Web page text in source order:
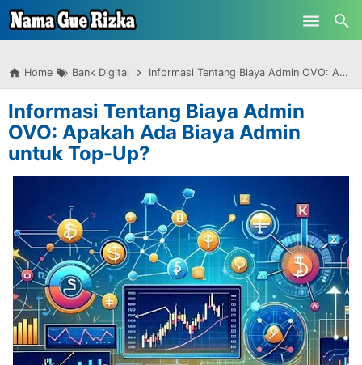
-->
Skip to main content
Home Bank Digital Informasi Tentang Biaya Admin OVO: Apakah Ada Biaya Admin untuk Top-Up?
Informasi Tentang Biaya Admin
OVO: Apakah Ada Biaya Admin
untuk Top-Up?